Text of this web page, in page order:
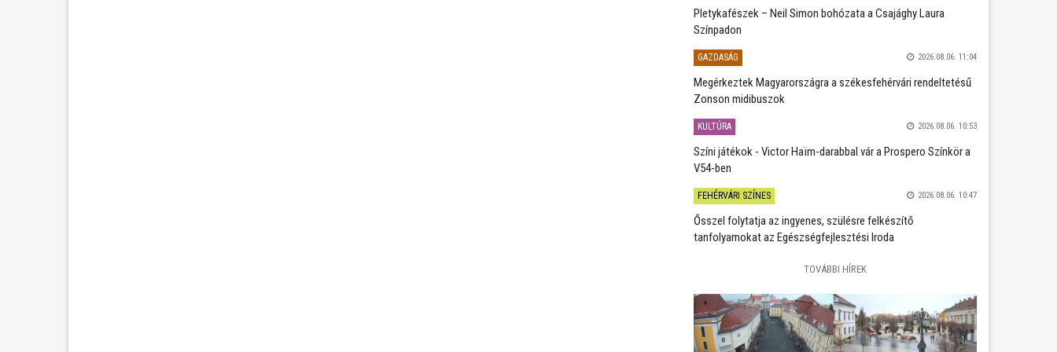
Pletykafészek – Neil Simon bohózata a Csajághy Laura
Színpadon
GAZDASÁG 2026.08.06. 11:04
Megérkeztek Magyarországra a székesfehérvári rendeltetésű
Zonson midibuszok
KULTÚRA 2026.08.06. 10:53
Színi játékok - Victor Haïm-darabbal vár a Prospero Színkör a
V54-ben
FEHÉRVÁRI SZÍNES 2026.08.06. 10:47
Ősszel folytatja az ingyenes, szülésre felkészítő
tanfolyamokat az Egészségfejlesztési Iroda
TOVÁBBI HÍREK